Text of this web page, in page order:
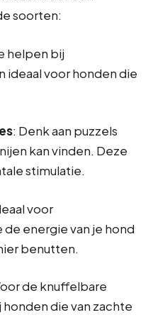
soorten:
helpen bij
ideaal voor honden die
: Denk aan puzzels
kan vinden. Deze
stimulatie.
voor
energie van je hond
benutten.
de knuffelbare
die van zachte